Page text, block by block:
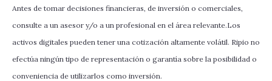
Antes de tomar decisiones financieras, de inversión o comerciales,
consulte a un asesor y/o a un profesional en el área relevante.Los
activos digitales pueden tener una cotización altamente volátil. Ripio no
efectúa ningún tipo de representación o garantía sobre la posibilidad o
conveniencia de utilizarlos como inversión.